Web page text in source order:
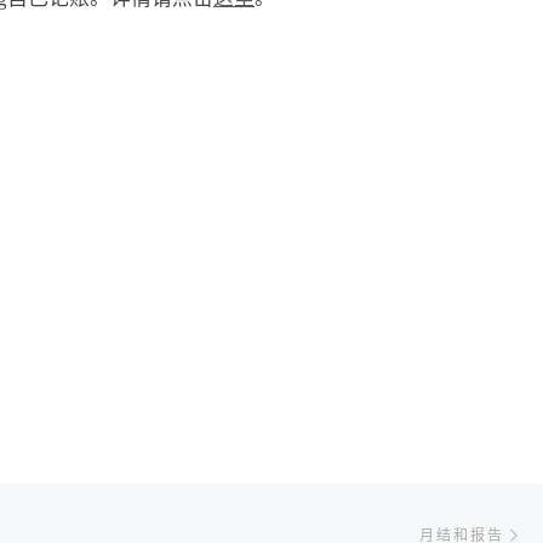
月结和报告